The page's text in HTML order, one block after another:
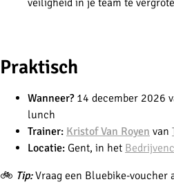
Praktisch
Wanneer?14 december 2026
lunch
Trainer: Kristof Van Royen van
Locatie: Gent, in het
🚲 Tip:Vraag een Bluebike-voucher